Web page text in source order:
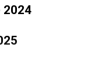
2024